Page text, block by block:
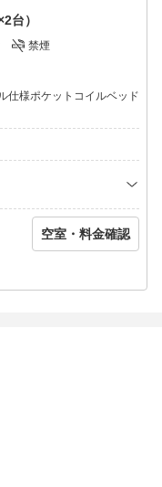
ださい
す
様と
台）
禁煙
様ポケットコイルベッド
空室・料金確認